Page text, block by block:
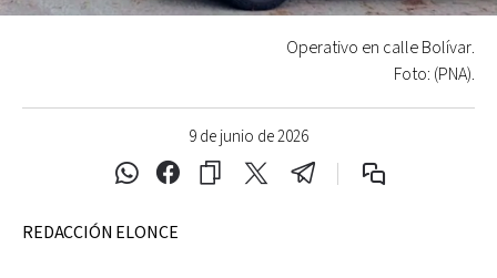
9 de junio de 2026
Operativo en calle Bolívar.
Foto: (PNA).
REDACCIÓN ELONCE